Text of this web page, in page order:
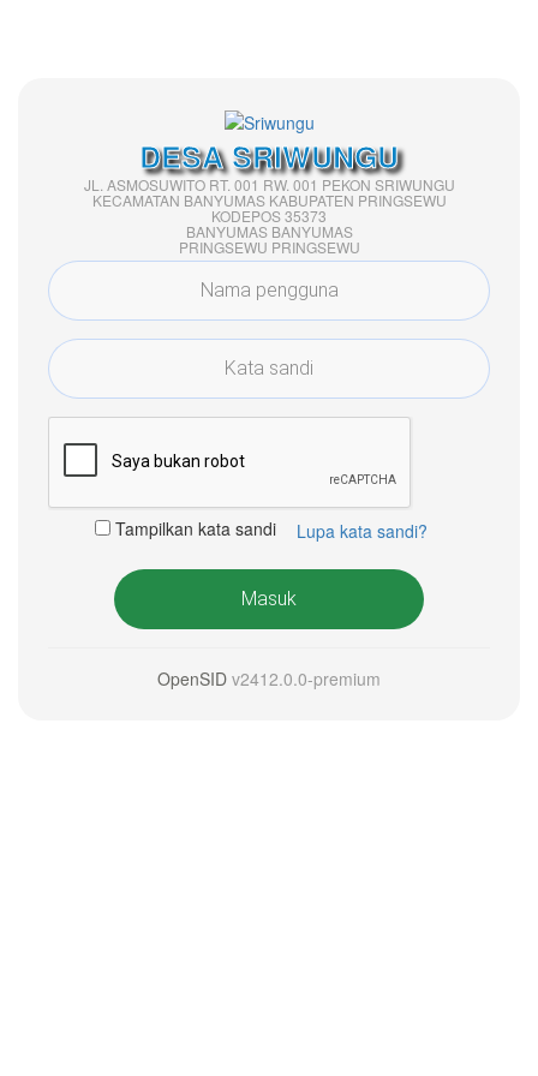
DESA SRIWUNGU
JL. ASMOSUWITO RT. 001 RW. 001 PEKON SRIWUNGU
KECAMATAN BANYUMAS KABUPATEN PRINGSEWU
KODEPOS 35373
BANYUMAS BANYUMAS
PRINGSEWU PRINGSEWU
Tampilkan kata sandi Lupa kata sandi?
Masuk
OpenSID v2412.0.0-premium